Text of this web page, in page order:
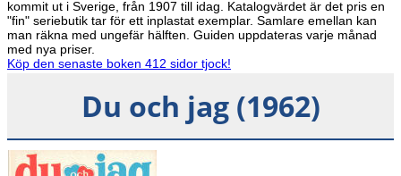
kommit ut i Sverige, från 1907 till idag. Katalogvärdet är det pris en
"fin" seriebutik tar för ett inplastat exemplar. Samlare emellan kan
man räkna med ungefär hälften. Guiden uppdateras varje månad
med nya priser.
Köp den senaste boken 412 sidor tjock!
Du och jag (1962)